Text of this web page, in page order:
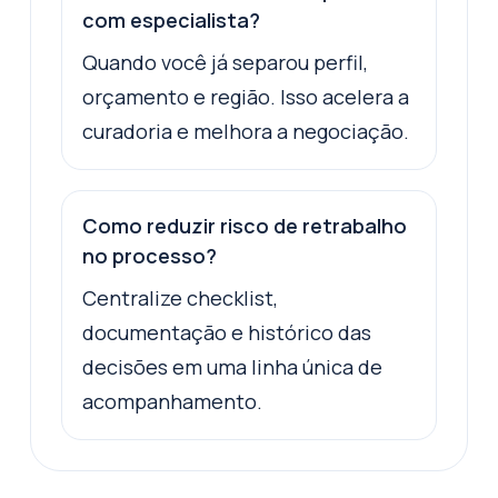
com especialista?
Quando você já separou perfil,
orçamento e região. Isso acelera a
curadoria e melhora a negociação.
Como reduzir risco de retrabalho
no processo?
Centralize checklist,
documentação e histórico das
decisões em uma linha única de
acompanhamento.